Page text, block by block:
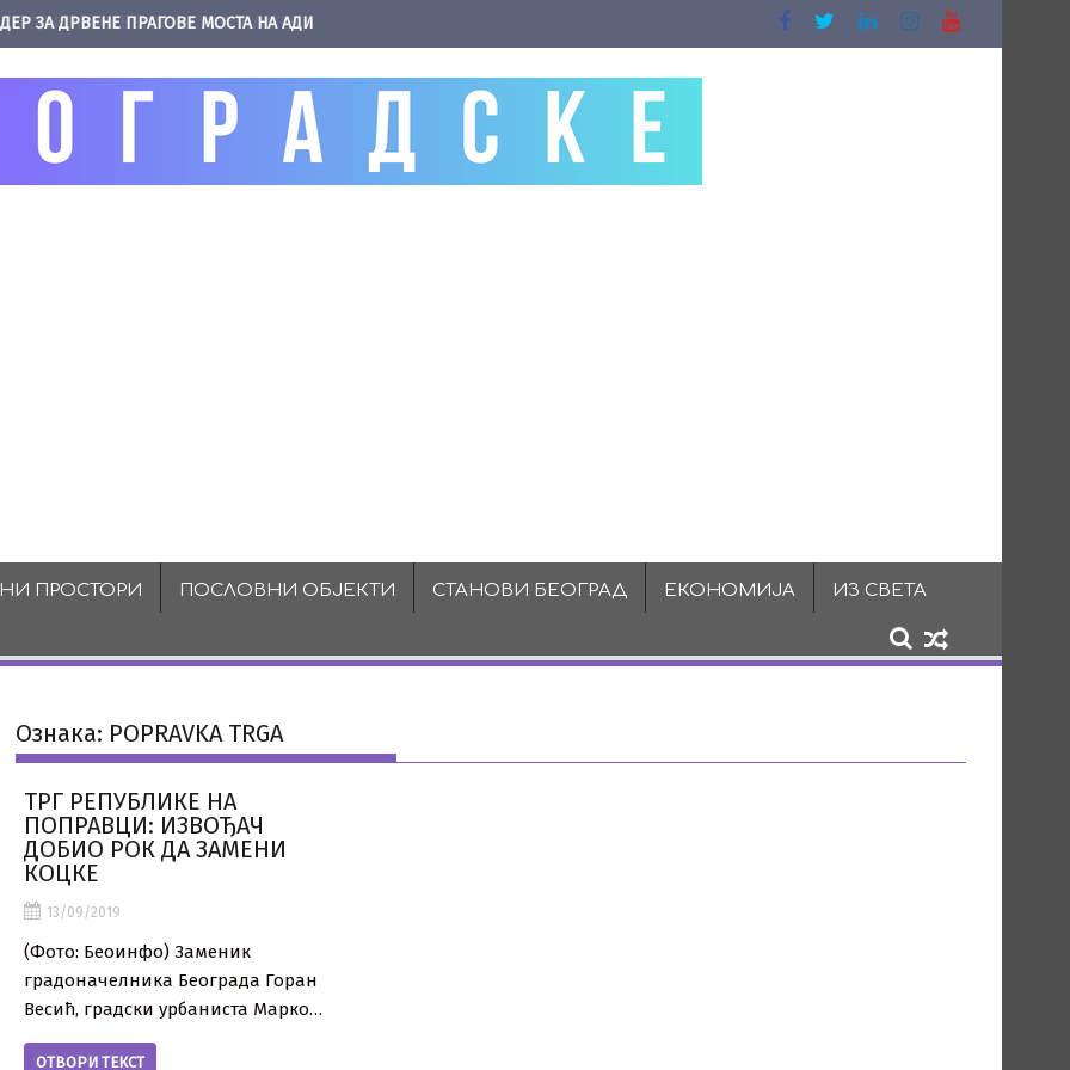
ЗА ДРВЕНЕ ПРАГОВЕ МОСТА НА АДИ
ПРОСТОРИ ПОСЛОВНИ ОБЈЕКТИ СТАНОВИ БЕОГРАД ЕКОНОМИЈА ИЗ СВЕТА
Ознака: POPRAVKA TRGA
ТРГ РЕПУБЛИКЕ НА
ПОПРАВЦИ: ИЗВОЂАЧ
ДОБИО РОК ДА ЗАМЕНИ
КОЦКЕ
13/09/2019
(Фото: Беоинфо) Заменик
градоначелника Београда Горан
Весић, градски урбаниста Марко…
ОТВОРИ ТЕКСТ